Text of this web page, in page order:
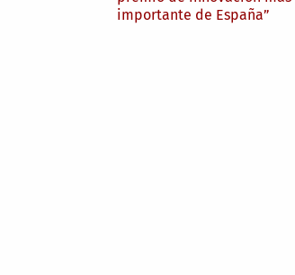
importante de España”